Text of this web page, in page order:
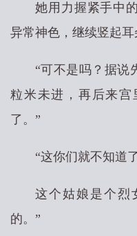
她用力握紧手中
异常神色，继续竖起耳
“可不是吗？据说
粒米未进，再后来
了。”
“这你们就不知道
这个姑娘是个烈
的。”